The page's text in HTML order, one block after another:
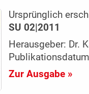
Ursprünglich
SU 02|2011
Herausgeber: Dr.
Zur Ausgabe »